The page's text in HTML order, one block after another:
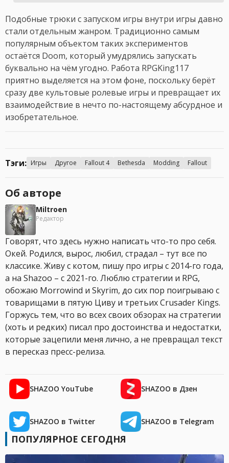
Подобные трюки с запуском игры внутри игры давно
стали отдельным жанром. Традиционно самым
популярным объектом таких экспериментов
остаётся Doom, который умудрялись запускать
буквально на чём угодно. Работа RPGKing117
приятно выделяется на этом фоне, поскольку берёт
сразу две культовые ролевые игры и превращает их
взаимодействие в нечто по-настоящему абсурдное и
изобретательное.
Тэги: Игры Другое Fallout 4 Bethesda Modding Fallout
Об авторе
Miltroen
Редактор
Говорят, что здесь нужно написать что-то про себя.
Окей. Родился, вырос, любил, страдал – тут все по
классике. Живу с котом, пишу про игры с 2014-го года,
а на Shazoo – с 2021-го. Люблю стратегии и RPG,
обожаю Morrowind и Skyrim, до сих пор поигрываю с
товарищами в пятую Циву и третьих Crusader Kings.
Горжусь тем, что во всех своих обзорах на стратегии
(хоть и редких) писал про достоинства и недостатки,
которые зацепили меня лично, а не превращал текст
в пересказ пресс-релиза.
SHAZOO YouTube SHAZOO в Дзен
SHAZOO в Twitter SHAZOO в Telegram
ПОПУЛЯРНОЕ СЕГОДНЯ